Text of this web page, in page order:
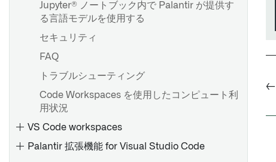
Jupyter® ノートブック内で Palantir が提供す
る言語モデルを使用する
セキュリティ
FAQ
トラブルシューティング
Code Workspaces を使用したコンピュート利
用状況
VS Code workspaces
Palantir 拡張機能 for Visual Studio Code
←